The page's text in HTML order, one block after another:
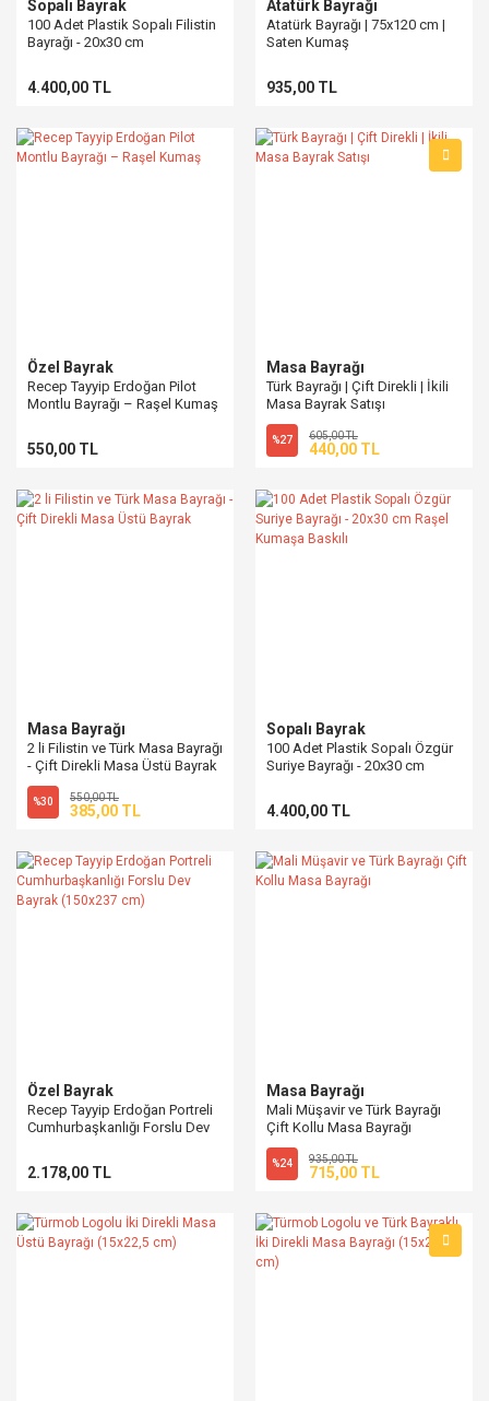
Sopalı Bayrak
100 Adet Plastik Sopalı Filistin
Bayrağı - 20x30 cm
4.400,00 TL
Atatürk Bayrağı
Atatürk Bayrağı | 75x120 cm |
Saten Kumaş
935,00 TL
Özel Bayrak
Recep Tayyip Erdoğan Pilot
Montlu Bayrağı – Raşel Kumaş
550,00 TL
Masa Bayrağı
Türk Bayrağı | Çift Direkli | İkili
Masa Bayrak Satışı
%27 605,00 TL
440,00 TL
Masa Bayrağı
2 li Filistin ve Türk Masa Bayrağı
- Çift Direkli Masa Üstü Bayrak
%30 550,00 TL
385,00 TL
Sopalı Bayrak
100 Adet Plastik Sopalı Özgür
Suriye Bayrağı - 20x30 cm
4.400,00 TL
Özel Bayrak
Recep Tayyip Erdoğan Portreli
Cumhurbaşkanlığı Forslu Dev
2.178,00 TL
Masa Bayrağı
Mali Müşavir ve Türk Bayrağı
Çift Kollu Masa Bayrağı
%24 935,00 TL
715,00 TL